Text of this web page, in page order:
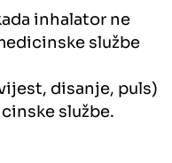
inhalator ne
službe
disanje, puls)
službe.